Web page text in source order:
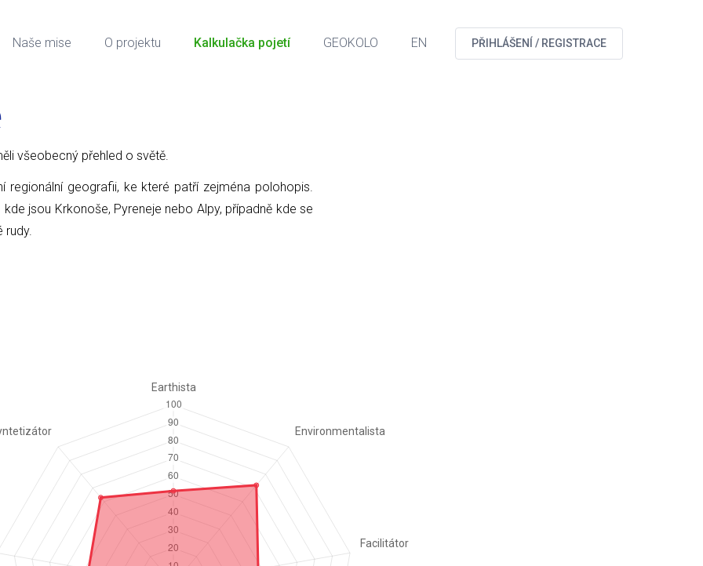
Naše mise O projektu Kalkulačka pojetí GEOKOLO EN PŘIHLÁŠENÍ / REGISTRACE
všeobecný přehled o světě.
regionální geografii, ke které patří zejména polohopis.
jsou Krkonoše, Pyreneje nebo Alpy, případně kde se
rudy.